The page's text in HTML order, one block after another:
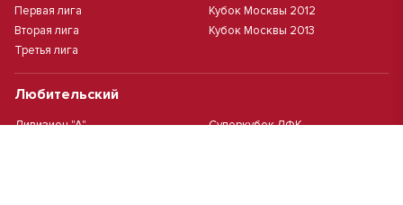
Первая лига
Вторая лига
Третья лига
Кубок Москвы 2012
Кубок Москвы 2013
Любительский
Дивизион "А"
Суперкубок ЛФК